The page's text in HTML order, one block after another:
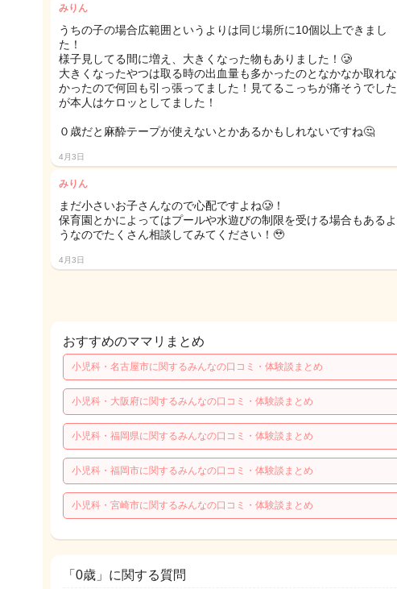
みりん
うちの子の場合広範囲というよりは同じ場所に10個以上できまし
た！
様子見してる間に増え、大きくなった物もありました！🥲
大きくなったやつは取る時の出血量も多かったのとなかなか取れな
かったので何回も引っ張ってました！見てるこっちが痛そうでした
が本人はケロッとしてました！
０歳だと麻酔テープが使えないとかあるかもしれないですね🤔
4月3日
みりん
まだ小さいお子さんなので心配ですよね🥲！
保育園とかによってはプールや水遊びの制限を受ける場合もあるよ
うなのでたくさん相談してみてください！🥹
4月3日
おすすめのママリまとめ
小児科・名古屋市に関するみんなの口コミ・体験談まとめ
小児科・大阪府に関するみんなの口コミ・体験談まとめ
小児科・福岡県に関するみんなの口コミ・体験談まとめ
小児科・福岡市に関するみんなの口コミ・体験談まとめ
小児科・宮崎市に関するみんなの口コミ・体験談まとめ
「0歳」に関する質問